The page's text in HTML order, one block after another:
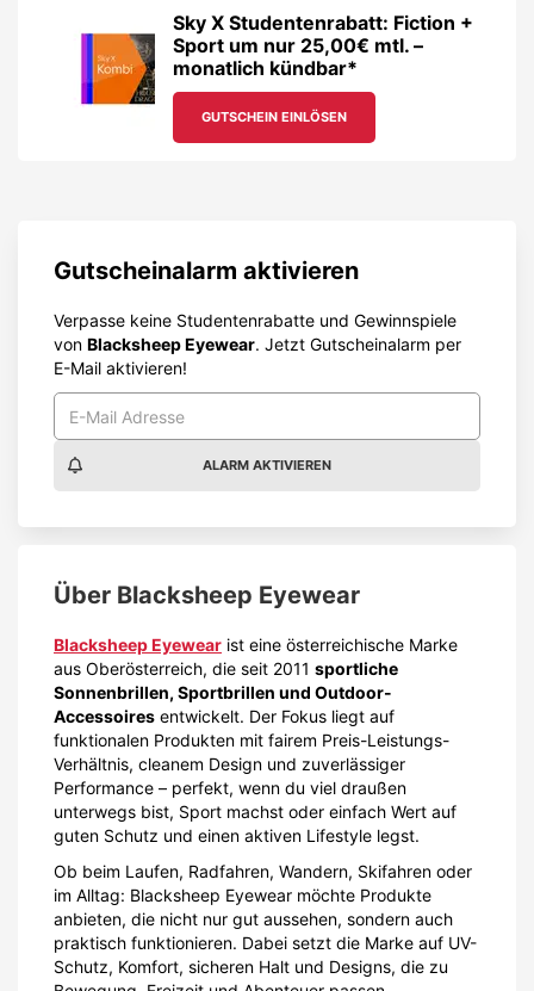
Sky X Studentenrabatt: Fiction +
Sport um nur 25,00€ mtl. –
monatlich kündbar*
GUTSCHEIN EINLÖSEN
Gutscheinalarm aktivieren
Verpasse keine Studentenrabatte und Gewinnspiele
von Blacksheep Eyewear. Jetzt Gutscheinalarm per
E-Mail aktivieren!
ALARM AKTIVIEREN
Über Blacksheep Eyewear
Blacksheep Eyewear ist eine österreichische Marke
aus Oberösterreich, die seit 2011 sportliche
Sonnenbrillen, Sportbrillen und Outdoor-
Accessoires entwickelt. Der Fokus liegt auf
funktionalen Produkten mit fairem Preis-Leistungs-
Verhältnis, cleanem Design und zuverlässiger
Performance – perfekt, wenn du viel draußen
unterwegs bist, Sport machst oder einfach Wert auf
guten Schutz und einen aktiven Lifestyle legst.
Ob beim Laufen, Radfahren, Wandern, Skifahren oder
im Alltag: Blacksheep Eyewear möchte Produkte
anbieten, die nicht nur gut aussehen, sondern auch
praktisch funktionieren. Dabei setzt die Marke auf UV-
Schutz, Komfort, sicheren Halt und Designs, die zu